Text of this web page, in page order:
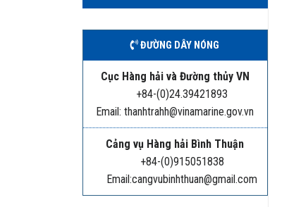
ĐƯỜNG DÂY NÓNG
Cục Hàng hải và Đường thủy VN
+84-(0)24.39421893
Email: thanhtrahh@vinamarine.gov.vn
Cảng vụ Hàng hải Bình Thuận
+84-(0)915051838
Email:cangvubinhthuan@gmail.com